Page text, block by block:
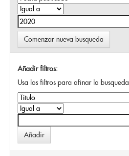
Comenzar nueva busqueda
Añadir filtros:
Usa los filtros para afinar la busqueda.